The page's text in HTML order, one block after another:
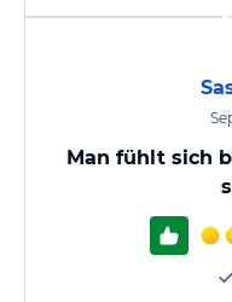
Man fühlt sich